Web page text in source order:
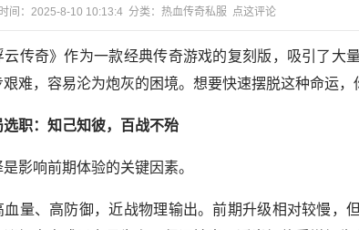
间：2025-8-10 10:13:4 分类：热血传奇私服 点这评论
云传奇》作为一款经典传奇游戏的复刻版，吸引了大
难，容易沦为炮灰的困境。想要快速摆脱这种命运，
选职：知己知彼，百战不殆
影响前期体验的关键因素。
血量、高防御，近战物理输出。前期升级相对较慢，